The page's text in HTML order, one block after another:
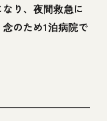
り、夜間救急に
のため1泊病院で